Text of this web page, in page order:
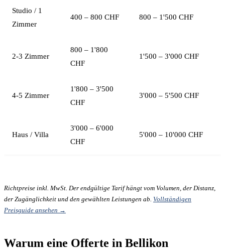
Studio / 1
Zimmer
400 – 800 CHF 800 – 1'500 CHF
2-3 Zimmer
800 – 1'800
CHF
1'500 – 3'000 CHF
4-5 Zimmer
1'800 – 3'500
CHF
3'000 – 5'500 CHF
Haus / Villa
3'000 – 6'000
CHF
5'000 – 10'000 CHF
Richtpreise inkl. MwSt. Der endgültige Tarif hängt vom Volumen, der Distanz,
der Zugänglichkeit und den gewählten Leistungen ab. Vollständigen
Preisguide ansehen →
Warum eine Offerte in Bellikon